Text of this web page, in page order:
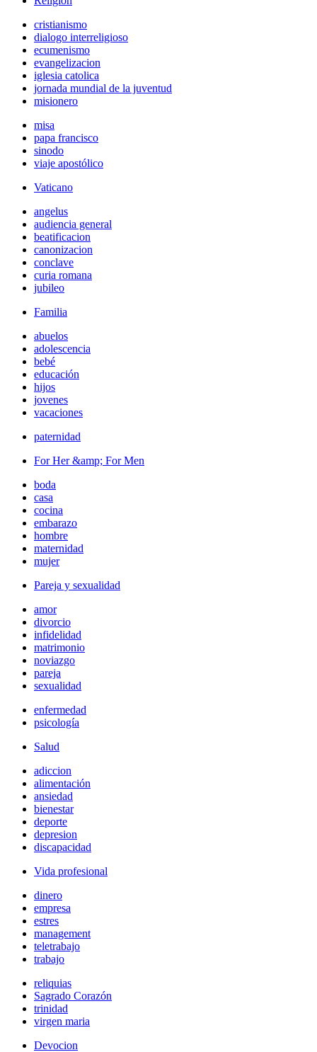
cristianismo
dialogo interreligioso
ecumenismo
evangelizacion
iglesia catolica
jornada mundial de la juventud
misionero
misa
papa francisco
sinodo
viaje apostólico
Vaticano
angelus
audiencia general
beatificacion
canonizacion
conclave
curia romana
jubileo
Familia
abuelos
adolescencia
bebé
educación
hijos
jovenes
vacaciones
paternidad
For Her &amp; For Men
boda
casa
cocina
embarazo
hombre
maternidad
mujer
Pareja y sexualidad
amor
divorcio
infidelidad
matrimonio
noviazgo
pareja
sexualidad
enfermedad
psicología
Salud
adiccion
alimentación
ansiedad
bienestar
deporte
depresion
discapacidad
Vida profesional
dinero
empresa
estres
management
teletrabajo
trabajo
reliquias
Sagrado Corazón
trinidad
virgen maria
Devocion